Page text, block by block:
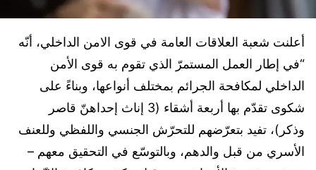
أعلنت شعبة العلاقات العامة في قوى الامن الداخلي، أنّه
“في إطار العمل المستمرّ الذي تقوم به قوى الأمن
الداخلي لمكافحة الجرائم بمختلف أنواعها، وبناءً على
شكوى تقدّم بها أربعة أشقاء (3 إناث إحداهنّ قاصر
وذكر)، تفيد بتعرّضهم للتحرّش الجنسي واللفظي وللعنف
الأسري من قبل والدهم، وبالتوسّع في التحقيق معهم –